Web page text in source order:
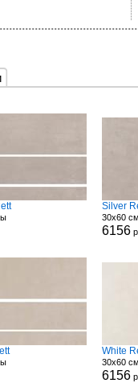
Silver
30x60
6156
White
30x60
6156